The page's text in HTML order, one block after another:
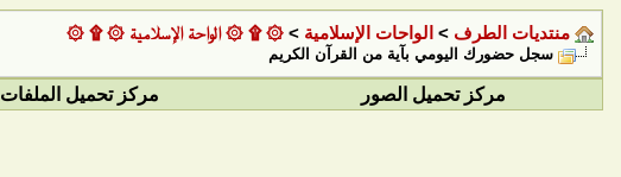
منتديات الطرف > الواحات الإسلامية > ۞ ۩ ۞ الواحة الإسلامية ۞ ۩ ۞
سجل حضورك اليومي بآية من القرآن الكريم
مركز تحميل الصور
مركز تحميل الملفات